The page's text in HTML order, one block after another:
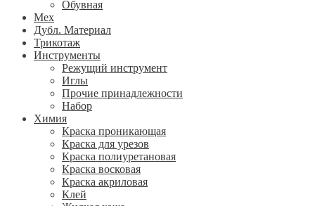
Обувная
Мех
Дубл. Материал
Трикотаж
Инструменты
Режущий инструмент
Иглы
Прочие принадлежности
Набор
Химия
Краска проникающая
Краска для урезов
Краска полиуретановая
Краска восковая
Краска акриловая
Клей